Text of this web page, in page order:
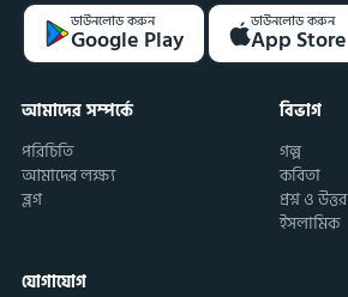
ডাউনলোড করুন
Google Play
ডাউনলোড করুন
App Store
আমাদের সম্পর্কে
পরিচিতি
আমাদের লক্ষ্য
ব্লগ
বিভাগ
গল্প
কবিতা
প্রশ্ন ও উত্তর
ইসলামিক
যোগাযোগ